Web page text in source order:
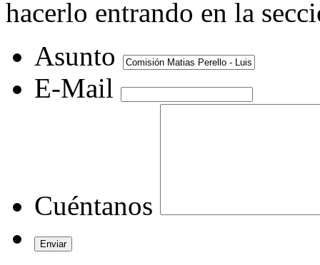
hacerlo entrando en la
Asunto
E-Mail
Cuéntanos